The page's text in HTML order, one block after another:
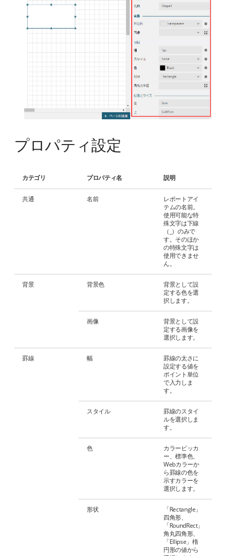
プロパティ設定
カテゴリ プロパティ名 説明
共通 名前
レポートアイ
テムの名前。
使用可能な特
殊文字は下線
（_）のみで
す。そのほか
の特殊文字は
使用できませ
ん。
背景 背景色
背景として設
定する色を選
択します。
画像
背景として設
定する画像を
選択します。
罫線 幅
罫線の太さに
設定する値を
ポイント単位
で入力しま
す。
スタイル
罫線のスタイ
ルを選択しま
す。
色
カラーピッカ
ー、標準色、
Webカラーか
ら罫線の色を
示すカラーを
選択します。
形状
「Rectangle」
四角形、
「RoundRect」
角丸四角形、
「Ellipse」楕
円形の値から